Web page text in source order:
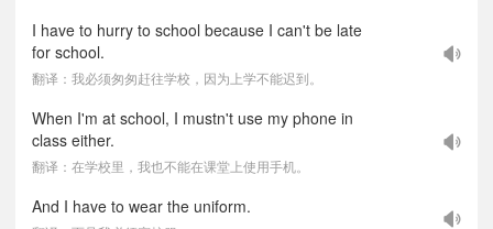
I have to hurry to school because I can't be late
for school.
翻译：我必须匆匆赶往学校，因为上学不能迟到。
When I'm at school, I mustn't use my phone in
class either.
翻译：在学校里，我也不能在课堂上使用手机。
And I have to wear the uniform.